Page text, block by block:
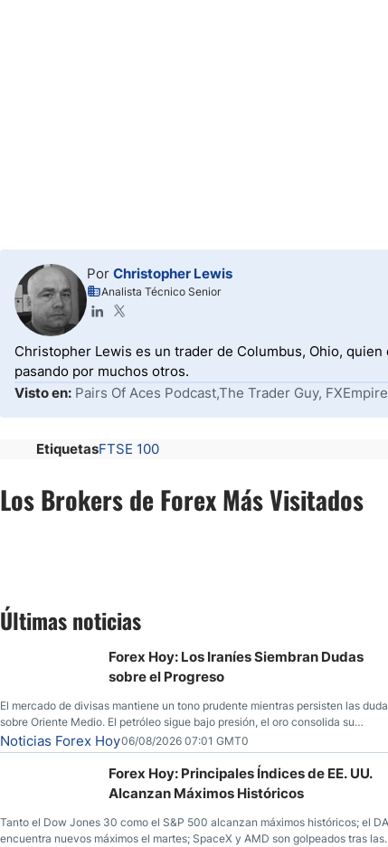
Por Christopher Lewis
Analista Técnico Senior
Christopher Lewis es un trader de Columbus, Ohio,
pasando por muchos otros.
Visto en: Pairs Of Aces Podcast,The Trader Guy, FXEmpire
EtiquetasFTSE 100
Los Brokers de Forex Más Visitados
Últimas noticias
Forex Hoy: Los Iraníes Siembran Dudas
sobre el Progreso
El mercado de divisas mantiene un tono prudente mientras persisten las
sobre Oriente Medio. El petróleo sigue bajo presión, el oro consolida su
fortaleza y los operadores esperan nuevas referencias económicas desde
Estados Unidos.
Noticias Forex Hoy06/08/2026 07:01 GMT0
Forex Hoy: Principales Índices de EE. UU.
Alcanzan Máximos Históricos
Tanto el Dow Jones 30 como el S&P 500 alcanzan máximos históricos; el
encuentra nuevos máximos el martes; SpaceX y AMD son golpeados tras las